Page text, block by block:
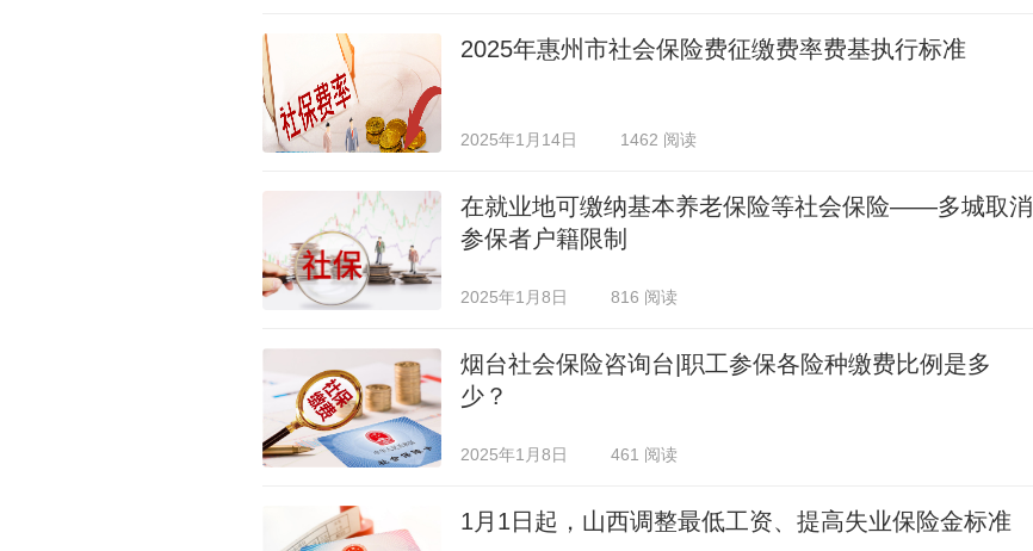
2025年惠州市社会保险费征缴费率费基执行标准
2025年1月14日 1462 阅读
在就业地可缴纳基本养老保险等社会保险——多城取消
参保者户籍限制
2025年1月8日 816 阅读
烟台社会保险咨询台|职工参保各险种缴费比例是多
少？
2025年1月8日 461 阅读
1月1日起，山西调整最低工资、提高失业保险金标准